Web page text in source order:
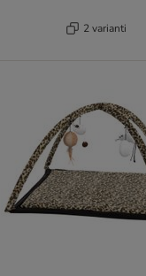
2 varianti